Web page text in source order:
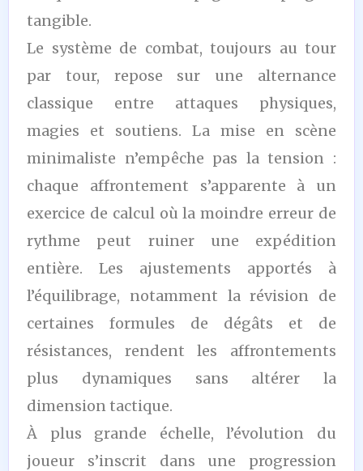
tangible.
Le système de combat, toujours au tour
par tour, repose sur une alternance
classique entre attaques physiques,
magies et soutiens. La mise en scène
minimaliste n’empêche pas la tension :
chaque affrontement s’apparente à un
exercice de calcul où la moindre erreur de
rythme peut ruiner une expédition
entière. Les ajustements apportés à
l’équilibrage, notamment la révision de
certaines formules de dégâts et de
résistances, rendent les affrontements
plus dynamiques sans altérer la
dimension tactique.
À plus grande échelle, l’évolution du
joueur s’inscrit dans une progression